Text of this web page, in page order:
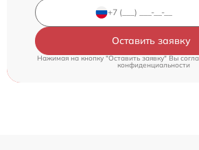
Оставить заявку
Нажимая на кнопку "Оставить заявку" Вы
конфиденциальности